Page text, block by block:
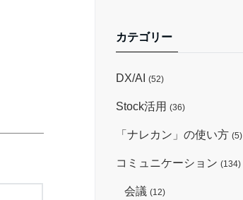
カテゴリー
DX/AI (52)
Stock活用 (36)
「ナレカン」の使い方 (5)
コミュニケーション (134)
会議 (12)